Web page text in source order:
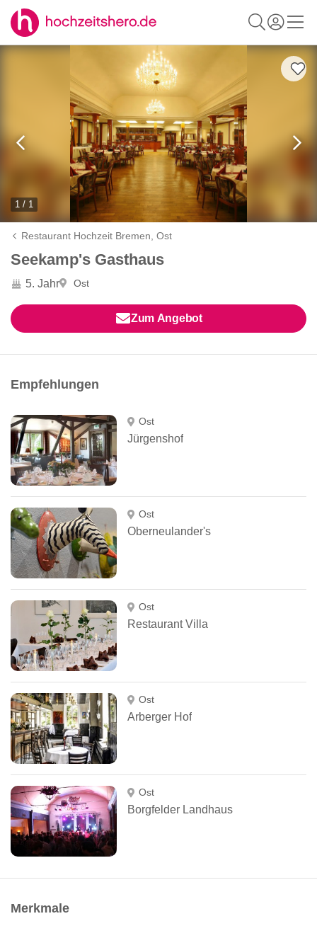
1 / 1
Restaurant Hochzeit Bremen,Ost
Seekamp's Gasthaus
5. Jahr Ost
Zum Angebot
Empfehlungen
Ost
Jürgenshof
Ost
Oberneulander's
Ost
Restaurant Villa
Ost
Arberger Hof
Ost
Borgfelder Landhaus
Merkmale